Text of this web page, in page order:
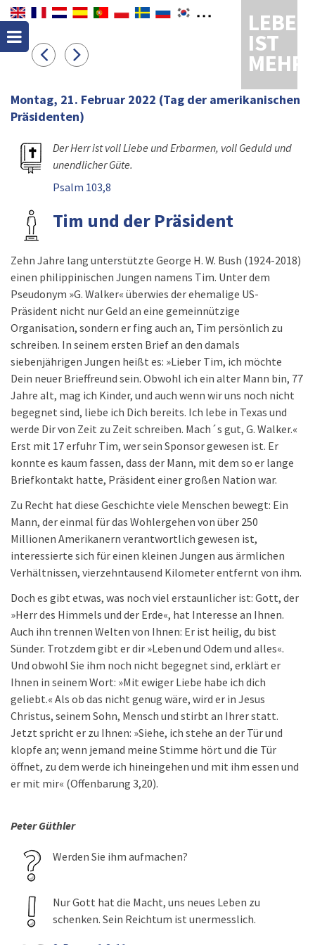
LEBEN
IST
MEHR
Montag, 21. Februar 2022 (Tag der amerikanischen
Präsidenten)
Der Herr ist voll Liebe und Erbarmen, voll Geduld und
unendlicher Güte.
Psalm 103,8
Tim und der Präsident
Zehn Jahre lang unterstützte George H. W. Bush (1924-2018)
einen philippinischen Jungen namens Tim. Unter dem
Pseudonym »G. Walker« überwies der ehemalige US-
Präsident nicht nur Geld an eine gemeinnützige
Organisation, sondern er fing auch an, Tim persönlich zu
schreiben. In seinem ersten Brief an den damals
siebenjährigen Jungen heißt es: »Lieber Tim, ich möchte
Dein neuer Brieffreund sein. Obwohl ich ein alter Mann bin, 77
Jahre alt, mag ich Kinder, und auch wenn wir uns noch nicht
begegnet sind, liebe ich Dich bereits. Ich lebe in Texas und
werde Dir von Zeit zu Zeit schreiben. Mach´s gut, G. Walker.«
Erst mit 17 erfuhr Tim, wer sein Sponsor gewesen ist. Er
konnte es kaum fassen, dass der Mann, mit dem so er lange
Briefkontakt hatte, Präsident einer großen Nation war.
Zu Recht hat diese Geschichte viele Menschen bewegt: Ein
Mann, der einmal für das Wohlergehen von über 250
Millionen Amerikanern verantwortlich gewesen ist,
interessierte sich für einen kleinen Jungen aus ärmlichen
Verhältnissen, vierzehntausend Kilometer entfernt von ihm.
Doch es gibt etwas, was noch viel erstaunlicher ist: Gott, der
»Herr des Himmels und der Erde«, hat Interesse an Ihnen.
Auch ihn trennen Welten von Ihnen: Er ist heilig, du bist
Sünder. Trotzdem gibt er dir »Leben und Odem und alles«.
Und obwohl Sie ihm noch nicht begegnet sind, erklärt er
Ihnen in seinem Wort: »Mit ewiger Liebe habe ich dich
geliebt.« Als ob das nicht genug wäre, wird er in Jesus
Christus, seinem Sohn, Mensch und stirbt an Ihrer statt.
Jetzt spricht er zu Ihnen: »Siehe, ich stehe an der Tür und
klopfe an; wenn jemand meine Stimme hört und die Tür
öffnet, zu dem werde ich hineingehen und mit ihm essen und
er mit mir« (Offenbarung 3,20).
Peter Güthler
Werden Sie ihm aufmachen?
Nur Gott hat die Macht, uns neues Leben zu
schenken. Sein Reichtum ist unermesslich.